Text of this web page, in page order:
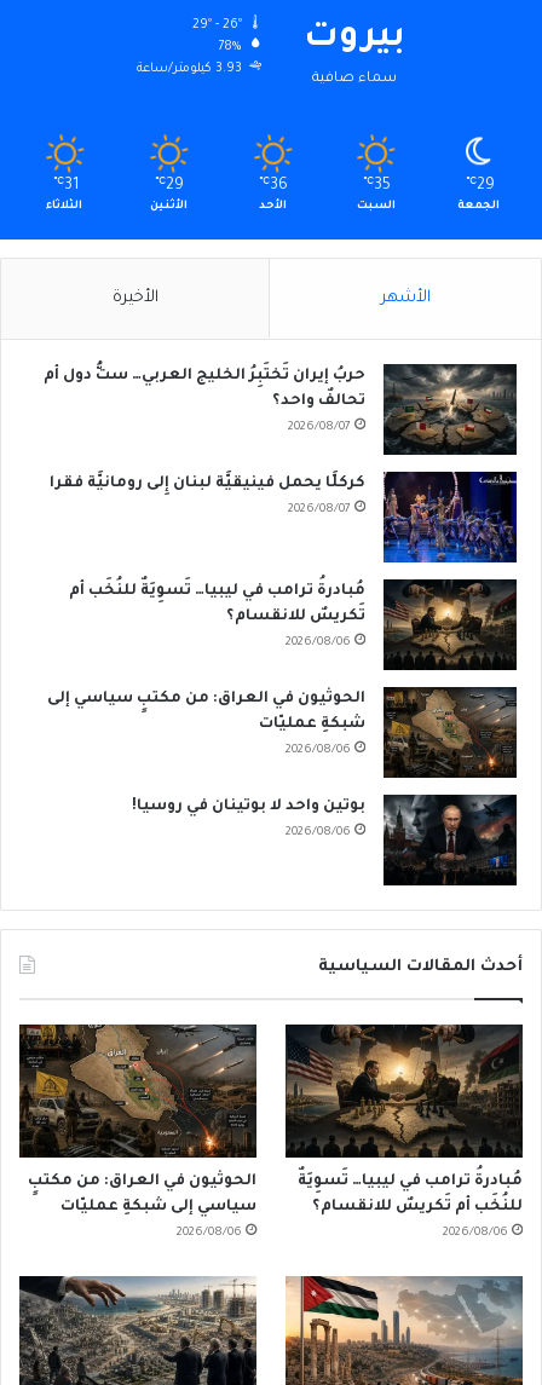
بيروت
سماء صافية
78%
3.93 كيلومتر/ساعة
29
℃
الجمعة
35
℃
السبت
36
℃
الأحد
29
℃
الأثنين
31
℃
الثلاثاء
الأشهر الأخيرة
حربُ إيران تَختَبِرُ الخليج العربي… ستُّ دول أم
تحالفٌ واحد؟
2026/08/07
كركلَّا يحمل فينيقيَّة لبنان إِلى رومانيَّة فقرا
2026/08/07
مُبادرةُ ترامب في ليبيا… تَسوِيَةٌ للنُخَب أم
تَكريسٌ للانقسام؟
2026/08/06
الحوثيون في العراق: من مكتبٍ سياسي إلى
شبكةِ عمليّات
2026/08/06
بوتين واحد لا بوتينان في روسيا!
2026/08/06
أحدث المقالات السياسية
مُبادرةُ ترامب في ليبيا… تَسوِيَةٌ
للنُخَب أم تَكريسٌ للانقسام؟
2026/08/06
الحوثيون في العراق: من مكتبٍ
سياسي إلى شبكةِ عمليّات
2026/08/06